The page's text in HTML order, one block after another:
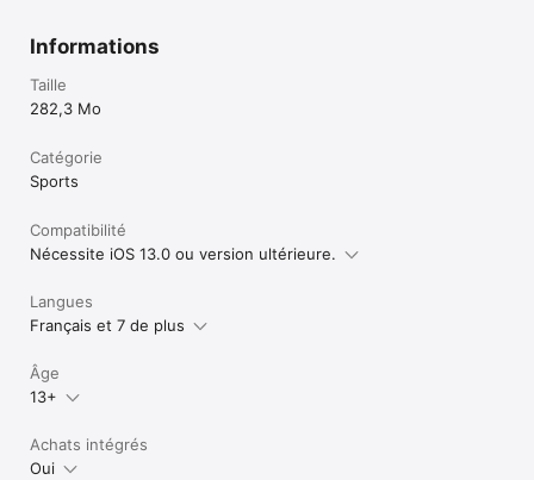
Informations
Taille
282,3 Mo
Catégorie
Sports
Compatibilité
Nécessite iOS 13.0 ou version ultérieure.
Langues
Français et 7 de plus
Âge
13+
Achats intégrés
Oui